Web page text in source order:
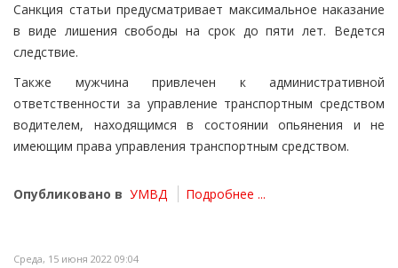
Санкция статьи предусматривает максимальное наказание
в виде лишения свободы на срок до пяти лет. Ведется
следствие.
Также мужчина привлечен к административной
ответственности за управление транспортным средством
водителем, находящимся в состоянии опьянения и не
имеющим права управления транспортным средством.
Опубликовано в УМВД Подробнее ...
Среда, 15 июня 2022 09:04